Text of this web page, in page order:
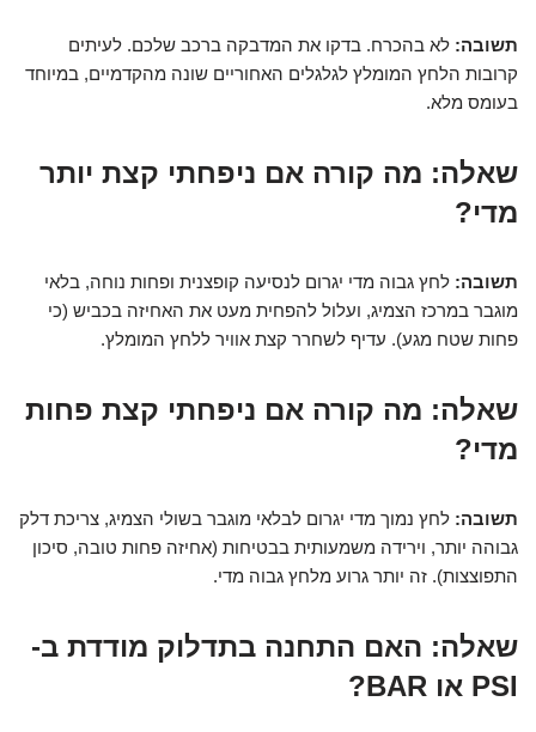
תשובה: לא בהכרח. בדקו את המדבקה ברכב שלכם. לעיתים
קרובות הלחץ המומלץ לגלגלים האחוריים שונה מהקדמיים, במיוחד
בעומס מלא.
שאלה: מה קורה אם ניפחתי קצת יותר
מדי?
תשובה: לחץ גבוה מדי יגרום לנסיעה קופצנית ופחות נוחה, בלאי
מוגבר במרכז הצמיג, ועלול להפחית מעט את האחיזה בכביש (כי
פחות שטח מגע). עדיף לשחרר קצת אוויר ללחץ המומלץ.
שאלה: מה קורה אם ניפחתי קצת פחות
מדי?
תשובה: לחץ נמוך מדי יגרום לבלאי מוגבר בשולי הצמיג, צריכת דלק
גבוהה יותר, וירידה משמעותית בבטיחות (אחיזה פחות טובה, סיכון
התפוצצות). זה יותר גרוע מלחץ גבוה מדי.
שאלה: האם התחנה בתדלוק מודדת ב-
PSI או BAR?